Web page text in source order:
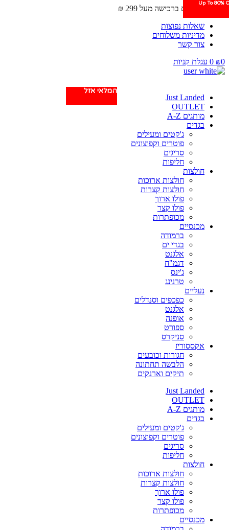
משלוחים חינם ברכישה מעל 299 ₪
שאלות נפוצות
מדיניות משלוחים
צור קשר
₪0
0 עגלת קניות
Just Landed
OUTLET
מותגים A-Z
בגדים
ג'קטים ומעילים
פוטרים וקפוצונים
סריגים
חליפות
חולצות
חולצות ארוכות
חולצות קצרות
פולו ארוך
פולו קצר
מכופתרות
מכנסיים
ברמודה
בגדי ים
אלגנט
דגמ"ח
ג'ינס
טרנינג
נעליים
כפכפים וסנדלים
אלגנט
אופנה
ספורט
סניקרס
אקססוריז
חגורות וכובעים
הלבשה תחתונה
תיקים וארנקים
Just Landed
OUTLET
מותגים A-Z
בגדים
ג'קטים ומעילים
פוטרים וקפוצונים
סריגים
חליפות
חולצות
חולצות ארוכות
חולצות קצרות
פולו ארוך
פולו קצר
מכופתרות
מכנסיים
Up To 80%
המלאי אזל
Up To 80%
Up To 80%